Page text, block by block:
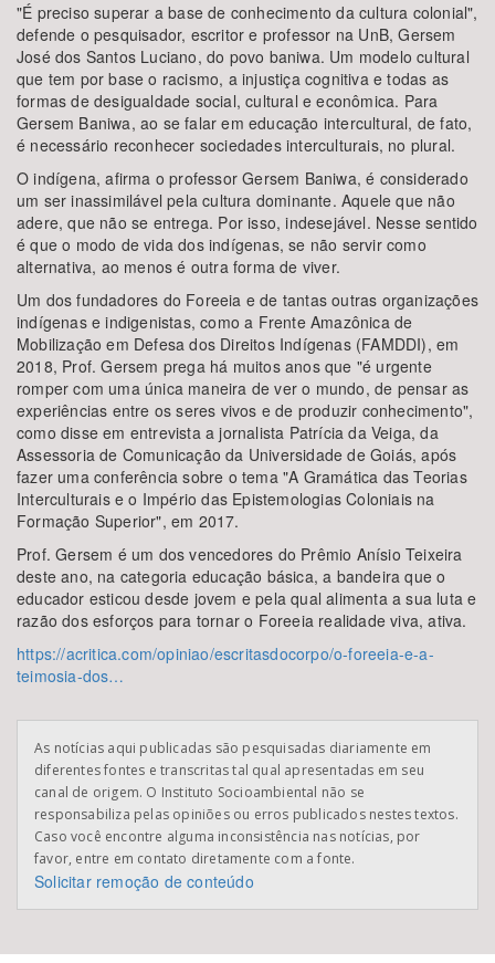
"É preciso superar a base de conhecimento da cultura colonial",
defende o pesquisador, escritor e professor na UnB, Gersem
José dos Santos Luciano, do povo baniwa. Um modelo cultural
que tem por base o racismo, a injustiça cognitiva e todas as
formas de desigualdade social, cultural e econômica. Para
Gersem Baniwa, ao se falar em educação intercultural, de fato,
é necessário reconhecer sociedades interculturais, no plural.
O indígena, afirma o professor Gersem Baniwa, é considerado
um ser inassimilável pela cultura dominante. Aquele que não
adere, que não se entrega. Por isso, indesejável. Nesse sentido
é que o modo de vida dos indígenas, se não servir como
alternativa, ao menos é outra forma de viver.
Um dos fundadores do Foreeia e de tantas outras organizações
indígenas e indigenistas, como a Frente Amazônica de
Mobilização em Defesa dos Direitos Indígenas (FAMDDI), em
2018, Prof. Gersem prega há muitos anos que "é urgente
romper com uma única maneira de ver o mundo, de pensar as
experiências entre os seres vivos e de produzir conhecimento",
como disse em entrevista a jornalista Patrícia da Veiga, da
Assessoria de Comunicação da Universidade de Goiás, após
fazer uma conferência sobre o tema "A Gramática das Teorias
Interculturais e o Império das Epistemologias Coloniais na
Formação Superior", em 2017.
Prof. Gersem é um dos vencedores do Prêmio Anísio Teixeira
deste ano, na categoria educação básica, a bandeira que o
educador esticou desde jovem e pela qual alimenta a sua luta e
razão dos esforços para tornar o Foreeia realidade viva, ativa.
https://acritica.com/opiniao/escritasdocorpo/o-foreeia-e-a-
teimosia-dos…
As notícias aqui publicadas são pesquisadas diariamente em
diferentes fontes e transcritas tal qual apresentadas em seu
canal de origem. O Instituto Socioambiental não se
responsabiliza pelas opiniões ou erros publicados nestes textos.
Caso você encontre alguma inconsistência nas notícias, por
favor, entre em contato diretamente com a fonte.
Solicitar remoção de conteúdo